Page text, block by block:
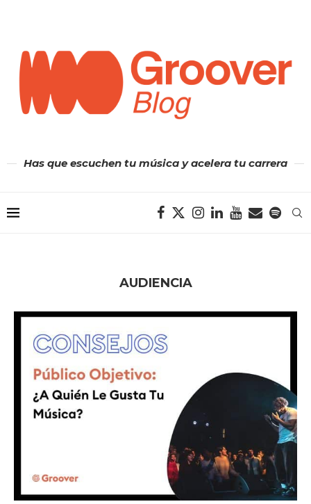
Has que escuchen tu música y acelera tu carrera
AUDIENCIA